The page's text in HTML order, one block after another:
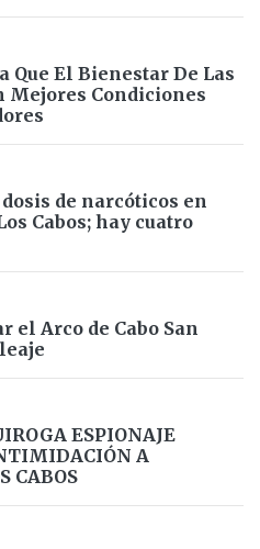
Que El Bienestar De Las
Mejores Condiciones
de narcóticos en
Cabos; hay cuatro
el Arco de Cabo San
ESPIONAJE
A
CABOS